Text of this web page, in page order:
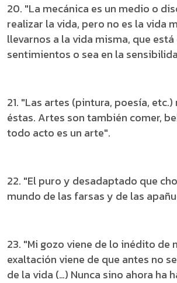
20. "La mecánica es un medio o
realizar la vida, pero no es la vida
llevarnos a la vida misma, que
sentimientos o sea en la
21. "Las artes (pintura, poesía,
éstas. Artes son también comer,
todo acto es un arte".
22. "El puro y desadaptado que
mundo de las farsas y de las
23. "Mi gozo viene de lo inédito de
exaltación viene de que antes no
de la vida (…) Nunca sino ahora ha